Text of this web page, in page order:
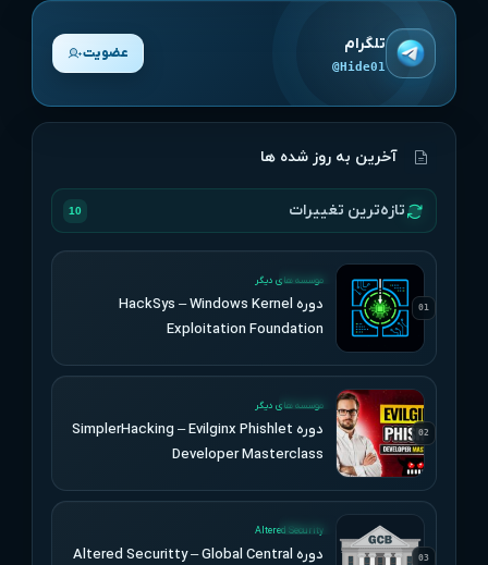
تلگرام
@Hide01
عضویت
آخرین به روز شده ها
تازه‌ترین تغییرات 10
01
موسسه های دیگر
دوره HackSys – Windows Kernel
Exploitation Foundation
02
موسسه های دیگر
دوره SimplerHacking – Evilginx Phishlet
Developer Masterclass
03
UPDATED
Altered Security
دوره Altered Securitty – Global Central